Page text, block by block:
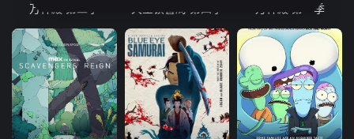
万神殿 第二季 万神殿 第一季